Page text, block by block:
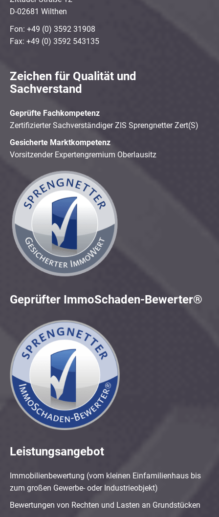
D-02681 Wilthen
Fon: +49 (0) 3592 31908
Fax: +49 (0) 3592 543135
Zeichen für Qualität und
Sachverstand
Geprüfte Fachkompetenz
Zertifizierter Sachverständiger ZIS Sprengnetter Zert(S)
Gesicherte Marktkompetenz
Vorsitzender Expertengremium Oberlausitz
Geprüfter ImmoSchaden-Bewerter®
Leistungsangebot
Immobilienbewertung (vom kleinen Einfamilienhaus bis
zum großen Gewerbe- oder Industrieobjekt)
Bewertungen von Rechten und Lasten an Grundstücken